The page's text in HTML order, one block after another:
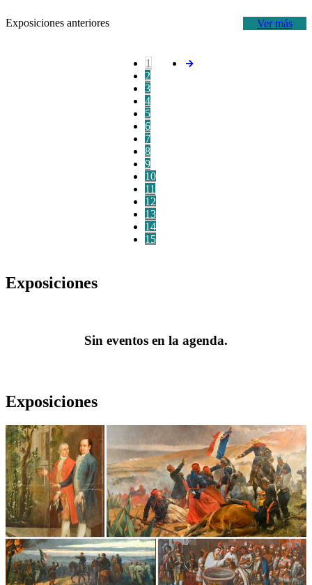
Ver más
Exposiciones anteriores
1
2
3
4
5
6
7
8
9
10
11
12
13
14
15
Exposiciones
Sin eventos en la agenda.
Exposiciones